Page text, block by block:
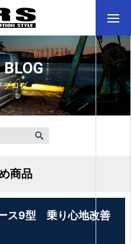
ブログ
商品
ス9型 乗り心地改善